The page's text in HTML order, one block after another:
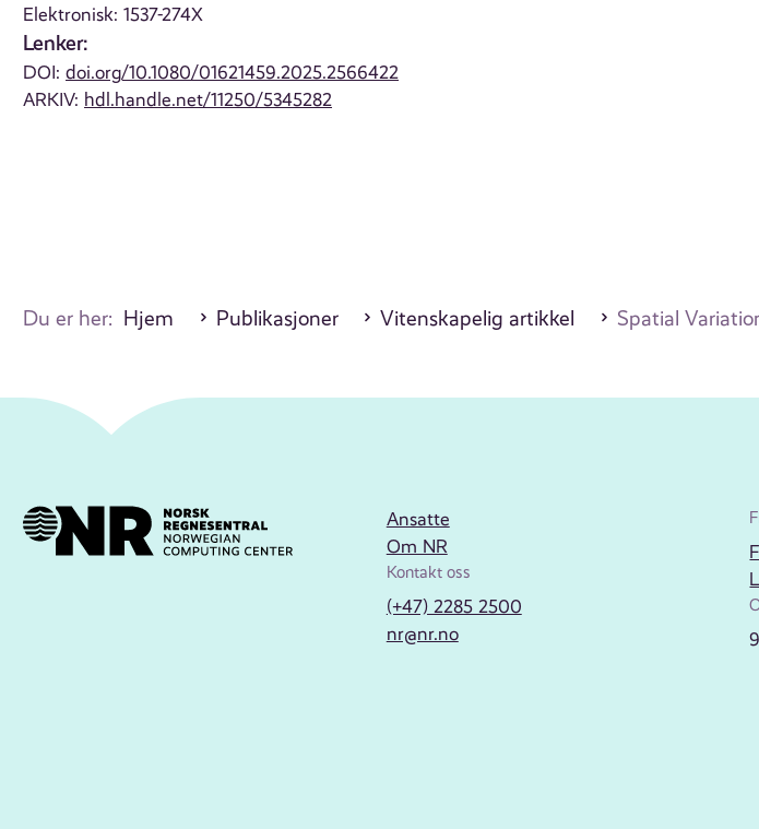
Elektronisk: 1537-274X
Lenker:
DOI:doi.org/10.1080/01621459.2025.2566422
ARKIV: hdl.handle.net/11250/5345282
Du er her: Hjem Publikasjoner Vitenskapelig artikkel Spatial
Ansatte
Om NR
Kontakt oss
(+47) 2285 2500
nr@nr.no